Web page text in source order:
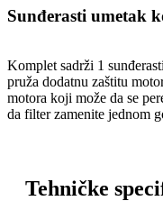
Sunđerasti umetak
Komplet sadrži 1
pruža dodatnu zaštitu
motora koji može da se
da filter zamenite jednom
Tehničke